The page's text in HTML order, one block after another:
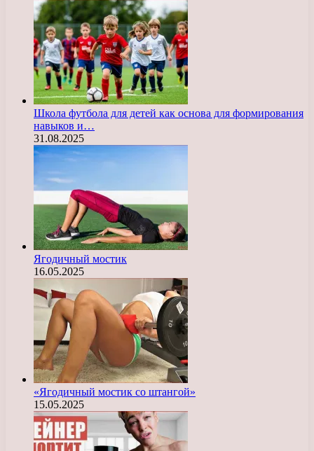
Школа футбола для детей как основа для формирования
навыков и…
31.08.2025
Ягодичный мостик
16.05.2025
«Ягодичный мостик со штангой»
15.05.2025